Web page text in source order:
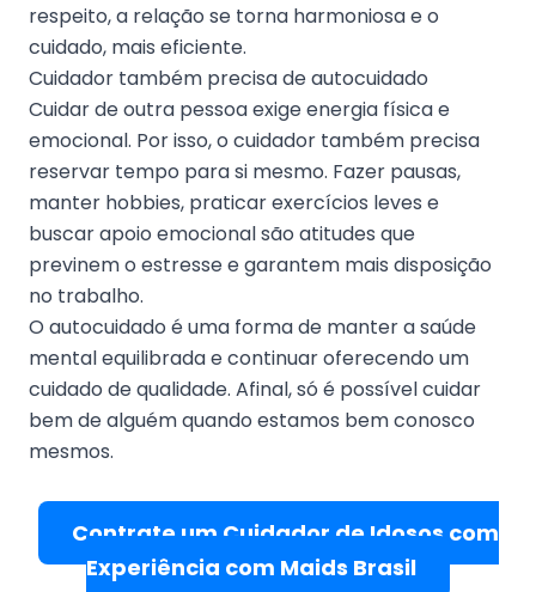
respeito, a relação se torna harmoniosa e o
cuidado, mais eficiente.
Cuidador também precisa de autocuidado
Cuidar de outra pessoa exige energia física e
emocional. Por isso, o cuidador também precisa
reservar tempo para si mesmo. Fazer pausas,
manter hobbies, praticar exercícios leves e
buscar apoio emocional são atitudes que
previnem o estresse e garantem mais disposição
no trabalho.
O autocuidado é uma forma de manter a saúde
mental equilibrada e continuar oferecendo um
cuidado de qualidade. Afinal, só é possível cuidar
bem de alguém quando estamos bem conosco
mesmos.
Contrate um Cuidador de Idosos com
Experiência com Maids Brasil